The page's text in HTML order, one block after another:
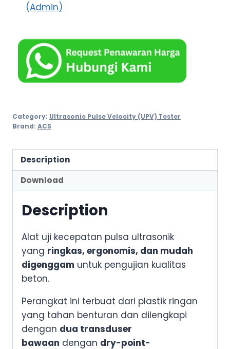
(Admin)
Category: Ultrasonic Pulse Velocity (UPV) Tester
Brand: ACS
Description
Download
Description
Alat uji kecepatan pulsa ultrasonik
yang ringkas, ergonomis, dan mudah
digenggam untuk pengujian kualitas
beton.
Perangkat ini terbuat dari plastik ringan
yang tahan benturan dan dilengkapi
dengan dua transduser
bawaan dengan dry-point-